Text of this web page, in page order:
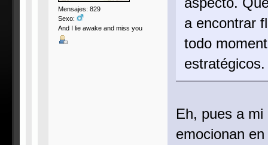
Mensajes: 829
Sexo:
And I lie awake and miss you
a encontrar
todo
estratégicos.
Eh, pues a
emocionan